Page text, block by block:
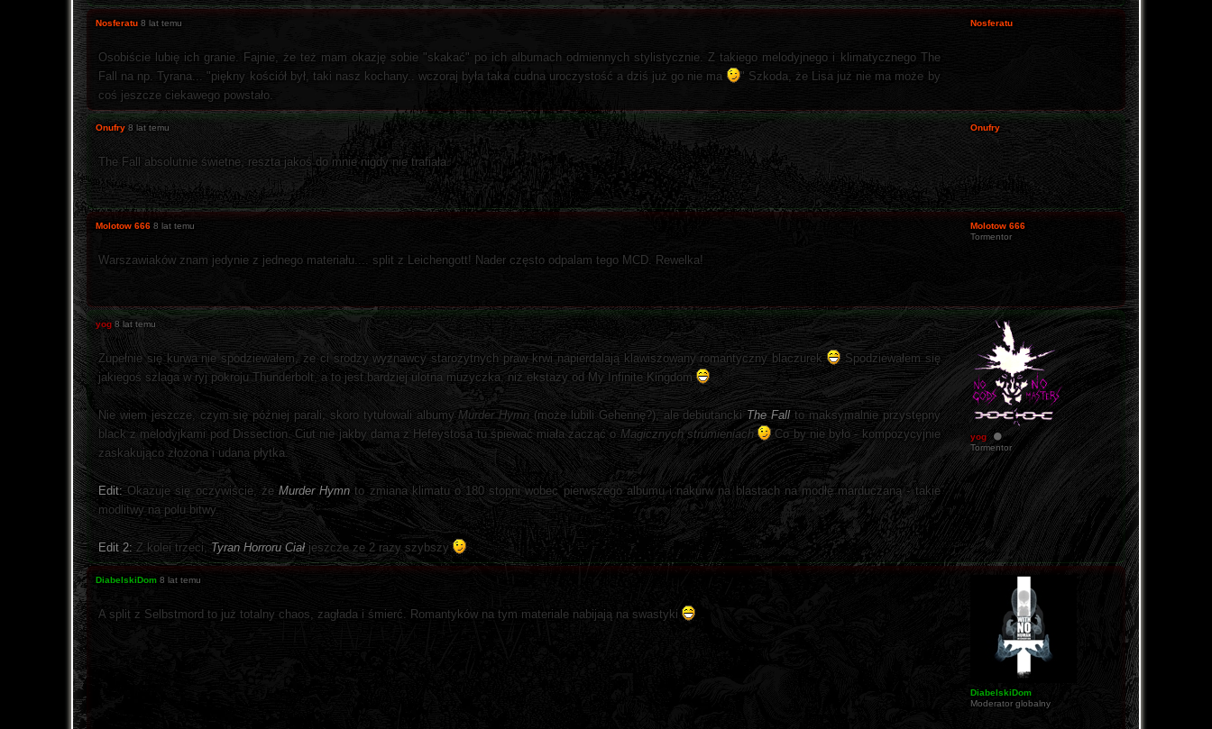
Nosferatu
Nosferatu 8 lat temu
Osobiście lubię ich granie. Fajnie, że też mam okazję sobie "skakać" po ich albumach odmiennych stylistycznie. Z takiego melodyjnego i klimatycznego The
Fall na np. Tyrana... "piękny kościół był, taki nasz kochany.. wczoraj była taka cudna uroczystość a dziś już go nie ma
" Szkoda, że Lisa już nie ma może by
coś jeszcze ciekawego powstało.
Onufry
Onufry 8 lat temu
The Fall absolutnie świetne, reszta jakoś do mnie nigdy nie trafiała.
Molotow 666
Tormentor
Molotow 666 8 lat temu
Warszawiaków znam jedynie z jednego materiału.... split z Leichengott! Nader często odpalam tego MCD. Rewelka!
yog
Tormentor
yog 8 lat temu
Zupełnie się kurwa nie spodziewałem, że ci srodzy wyznawcy starożytnych praw krwi napierdalają klawiszowany romantyczny blaczurek
Spodziewałem się
jakiegoś szlaga w ryj pokroju Thunderbolt, a to jest bardziej ulotna muzyczka, niż ekstazy od My Infinite Kingdom
Nie wiem jeszcze, czym się później parali, skoro tytułowali albumyMurder Hymn (może lubili Gehennę?), ale debiutancki The Fallto maksymalnie przystępny
black z melodyjkami pod Dissection. Ciut nie jakby dama z Hefeystosa tu śpiewać miała zacząć o Magicznych strumieniach
Co by nie było - kompozycyjnie
zaskakująco złożona i udana płytka.
Edit:Okazuje się oczywiście, że Murder Hymnto zmiana klimatu o 180 stopni wobec pierwszego albumu i nakurw na blastach na modłę marduczaną - takie
modlitwy na polu bitwy.
Edit 2: Z kolei trzeci,Tyran Horroru Ciał jeszcze ze 2 razy szybszy
DiabelskiDom
Moderator globalny
DiabelskiDom 8 lat temu
A split z Selbstmord to już totalny chaos, zagłada i śmierć. Romantyków na tym materiale nabijają na swastyki